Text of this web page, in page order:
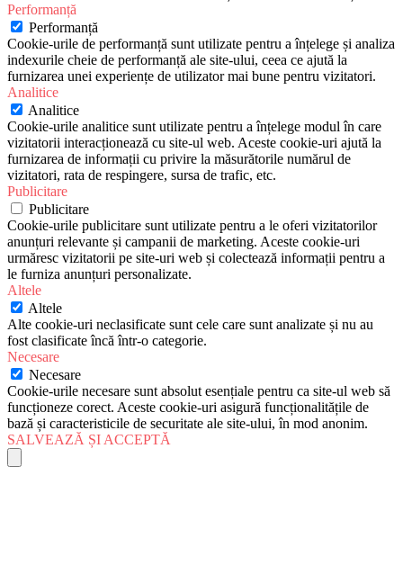
Performanță
Performanță
Cookie-urile de performanță sunt utilizate pentru a înțelege și analiza
indexurile cheie de performanță ale site-ului, ceea ce ajută la
furnizarea unei experiențe de utilizator mai bune pentru vizitatori.
Analitice
Analitice
Cookie-urile analitice sunt utilizate pentru a înțelege modul în care
vizitatorii interacționează cu site-ul web. Aceste cookie-uri ajută la
furnizarea de informații cu privire la măsurătorile numărul de
vizitatori, rata de respingere, sursa de trafic, etc.
Publicitare
Publicitare
Cookie-urile publicitare sunt utilizate pentru a le oferi vizitatorilor
anunțuri relevante și campanii de marketing. Aceste cookie-uri
urmăresc vizitatorii pe site-uri web și colectează informații pentru a
le furniza anunțuri personalizate.
Altele
Altele
Alte cookie-uri neclasificate sunt cele care sunt analizate și nu au
fost clasificate încă într-o categorie.
Necesare
Necesare
Cookie-urile necesare sunt absolut esențiale pentru ca site-ul web să
funcționeze corect. Aceste cookie-uri asigură funcționalitățile de
bază și caracteristicile de securitate ale site-ului, în mod anonim.
SALVEAZĂ ȘI ACCEPTĂ